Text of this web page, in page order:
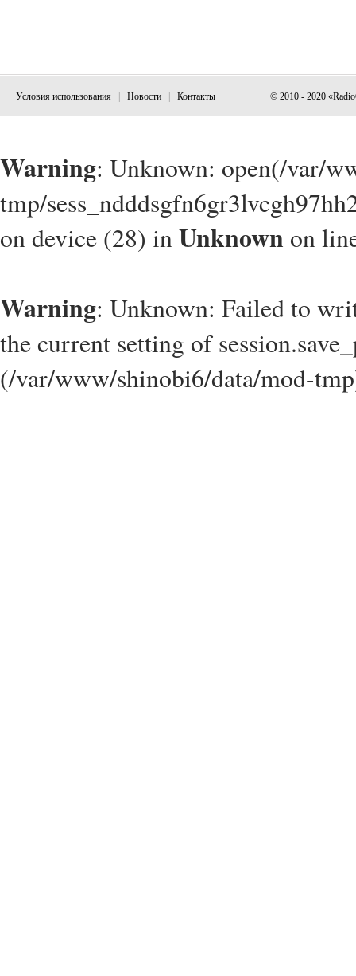
Условия использования Новости Контакты © 2010 - 2020
Warning: Unknown: open(/var/
tmp/
on device (28) inUnknown on
Warning: Unknown: Failed to
the current setting of
(/var/www/shinobi6/data/mod-